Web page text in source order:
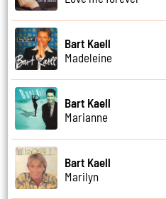
Bart Kaell
Madeleine
Bart Kaell
Marianne
Bart Kaell
Marilyn